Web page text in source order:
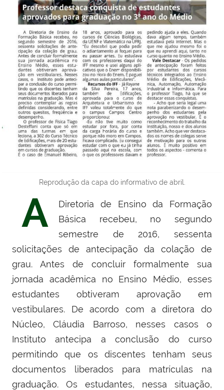
Reprodução da capa do informativo de abril.
A
Diretoria de Ensino da Formação
Básica recebeu, no segundo
semestre de 2016, sessenta
solicitações de antecipação da colação de
grau. Antes de concluir formalmente sua
jornada acadêmica no Ensino Médio, esses
estudantes obtiveram aprovação em
vestibulares. De acordo com a diretora do
Núcleo, Cláudia Barroso, nesses casos o
Instituto antecipa a conclusão do curso
permitindo que os discentes tenham seus
documentos liberados para matrículas na
graduação. Os estudantes, nessa situação,